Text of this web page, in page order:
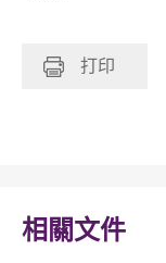
打印
相關文件